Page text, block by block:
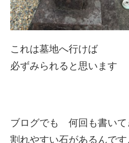
これは墓地へ行けば
必ずみられると思います
ブログでも 何回も書い
割れやすい石があるんで